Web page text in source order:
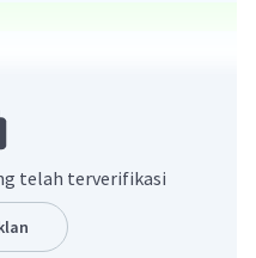
telah terverifikasi